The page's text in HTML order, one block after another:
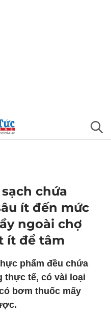
chứa
ít đến mức
ngoài chợ
ít để tâm
phẩm đều chứa
thực tế, có vài loại
bơm thuốc mấy